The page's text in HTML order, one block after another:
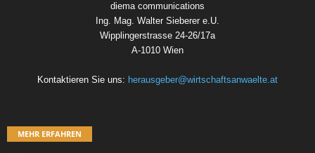
diema communications
Ing. Mag. Walter Sieberer e.U.
Wipplingerstrasse 24-26/17a
A-1010 Wien
Kontaktieren Sie uns: herausgeber@wirtschaftsanwaelte.at
MEHR ERFAHREN